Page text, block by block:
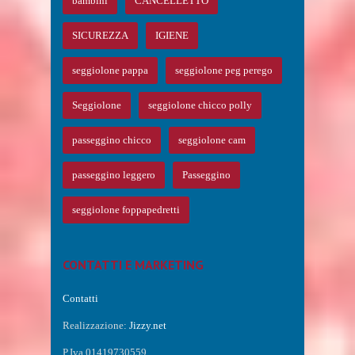
SICUREZZA IGIENE
seggiolone pappa seggiolone peg perego
Seggiolone seggiolone chicco polly
passeggino chicco seggiolone cam
passeggino leggero Passeggino
seggiolone foppapedretti
CONTATTI E MARKETING
Contatti
Realizzazione: Jizzy.net
P.Iva 01419730559